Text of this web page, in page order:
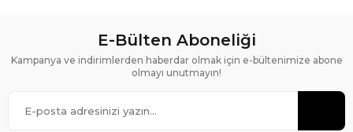
E-Bülten Aboneliği
Kampanya ve indirimlerden haberdar olmak için e-bültenimize abone
olmayı unutmayın!